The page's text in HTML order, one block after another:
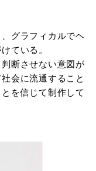
グラフィカルでヘ
ている。
断させない意図が
会に流通すること
を信じて制作して